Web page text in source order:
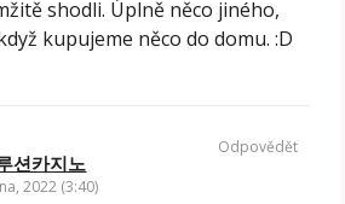
shodli. Úplně něco jiného,
kupujeme něco do domu. :D
션카지노
2022 (3:40)
Odpovědět